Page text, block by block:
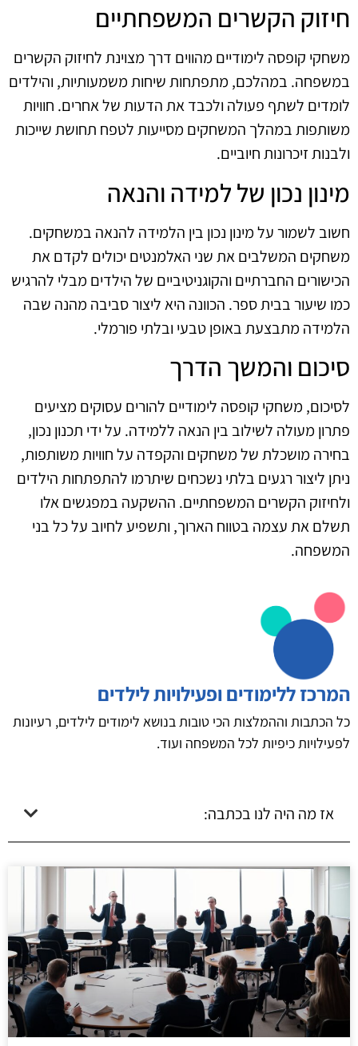
חיזוק הקשרים המשפחתיים
משחקי קופסה לימודיים מהווים דרך מצוינת לחיזוק הקשרים
במשפחה. במהלכם, מתפתחות שיחות משמעותיות, והילדים
לומדים לשתף פעולה ולכבד את הדעות של אחרים. חוויות
משותפות במהלך המשחקים מסייעות לטפח תחושת שייכות
ולבנות זיכרונות חיוביים.
מינון נכון של למידה והנאה
חשוב לשמור על מינון נכון בין הלמידה להנאה במשחקים.
משחקים המשלבים את שני האלמנטים יכולים לקדם את
הכישורים החברתיים והקוגניטיביים של הילדים מבלי להרגיש
כמו שיעור בבית ספר. הכוונה היא ליצור סביבה מהנה שבה
הלמידה מתבצעת באופן טבעי ובלתי פורמלי.
סיכום והמשך הדרך
לסיכום, משחקי קופסה לימודיים להורים עסוקים מציעים
פתרון מעולה לשילוב בין הנאה ללמידה. על ידי תכנון נכון,
בחירה מושכלת של משחקים והקפדה על חוויות משותפות,
ניתן ליצור רגעים בלתי נשכחים שיתרמו להתפתחות הילדים
ולחיזוק הקשרים המשפחתיים. ההשקעה במפגשים אלו
תשלם את עצמה בטווח הארוך, ותשפיע לחיוב על כל בני
המשפחה.
המרכז ללימודים ופעילויות לילדים
כל הכתבות וההמלצות הכי טובות בנושא לימודים לילדים, רעיונות
לפעילויות כיפיות לכל המשפחה ועוד.
אז מה היה לנו בכתבה: